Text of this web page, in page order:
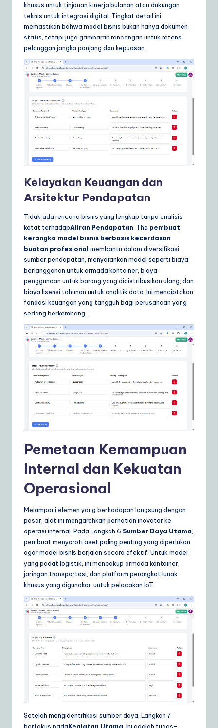
khusus untuk tinjauan kinerja bulanan atau dukungan
teknis untuk integrasi digital. Tingkat detail ini
memastikan bahwa model bisnis bukan hanya dokumen
statis, tetapi juga gambaran rancangan untuk retensi
pelanggan jangka panjang dan kepuasan.
Kelayakan Keuangan dan
Arsitektur Pendapatan
Tidak ada rencana bisnis yang lengkap tanpa analisis
ketat terhadapAliran Pendapatan . The pembuat
kerangka model bisnis berbasis kecerdasan
buatan profesional membantu dalam diversifikasi
sumber pendapatan, menyarankan model seperti biaya
berlangganan untuk armada kontainer, biaya
penggunaan untuk barang yang didistribusikan ulang, dan
biaya lisensi tahunan untuk analitik data. Ini menciptakan
fondasi keuangan yang tangguh bagi perusahaan yang
sedang berkembang.
Pemetaan Kemampuan
Internal dan Kekuatan
Operasional
Melampaui elemen yang berhadapan langsung dengan
pasar, alat ini mengarahkan perhatian inovator ke
operasi internal. Pada Langkah 6,Sumber Daya Utama,
pembuat menyoroti aset paling penting yang diperlukan
agar model bisnis berjalan secara efektif. Untuk model
yang padat logistik, ini mencakup armada kontainer,
jaringan transportasi, dan platform perangkat lunak
khusus yang digunakan untuk pelacakan IoT.
Setelah mengidentifikasi sumber daya, Langkah 7
berfokus padaKegiatan Utama . Ini adalah tugas-